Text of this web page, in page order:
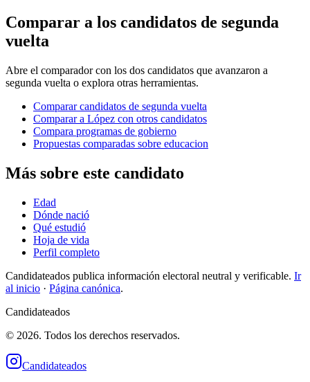
Comparar a los candidatos de segunda
vuelta
Abre el comparador con los dos candidatos que avanzaron a
segunda vuelta o explora otras herramientas.
Comparar candidatos de segunda vuelta
Comparar a López con otros candidatos
Compara programas de gobierno
Propuestas comparadas sobre educacion
Más sobre este candidato
Edad
Dónde nació
Qué estudió
Hoja de vida
Perfil completo
Candidateados publica información electoral neutral y verificable. Ir
al inicio · Página canónica.
Candidateados
© 2026. Todos los derechos reservados.
Candidateados